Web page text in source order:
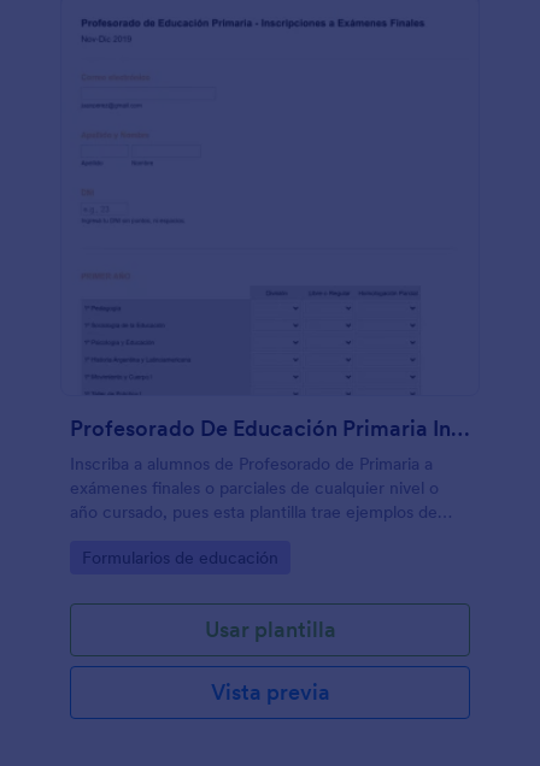
Profesorado De Educación Primaria Inscripciones A Exámenes Finales
Inscriba a alumnos de Profesorado de Primaria a
exámenes finales o parciales de cualquier nivel o
año cursado, pues esta plantilla trae ejemplos de
carrera por año, muy útil para profesores
Go to Category:
Formularios de educación
Usar plantilla
Vista previa